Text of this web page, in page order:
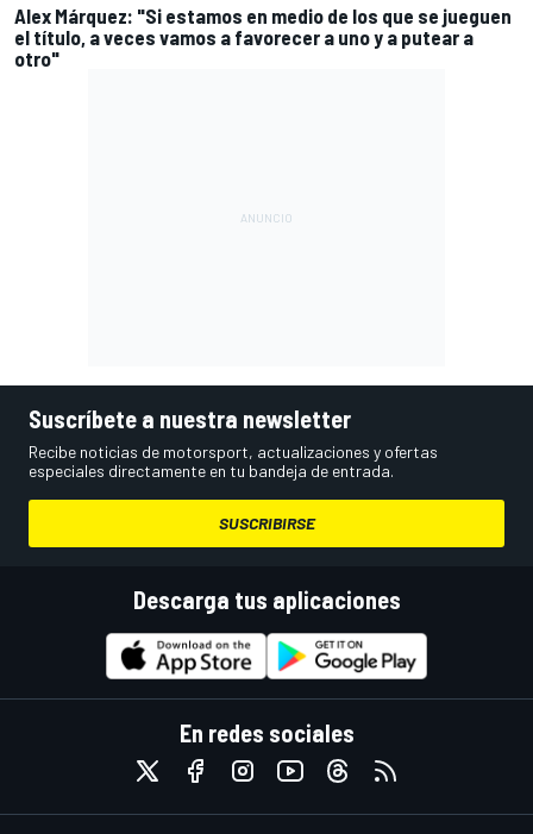
Alex Márquez: "Si estamos en medio de los que se jueguen
el título, a veces vamos a favorecer a uno y a putear a
otro"
Suscríbete a nuestra newsletter
Recibe noticias de motorsport, actualizaciones y ofertas
especiales directamente en tu bandeja de entrada.
SUSCRIBIRSE
Descarga tus aplicaciones
En redes sociales